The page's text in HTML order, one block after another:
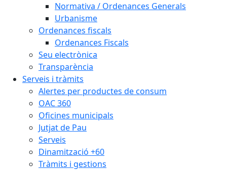
Normativa / Ordenances Generals
Urbanisme
Ordenances fiscals
Ordenances Fiscals
Seu electrònica
Transparència
Serveis i tràmits
Alertes per productes de consum
OAC 360
Oficines municipals
Jutjat de Pau
Serveis
Dinamització +60
Tràmits i gestions